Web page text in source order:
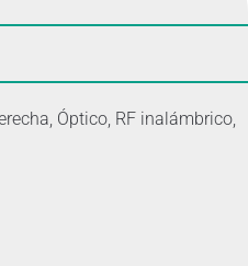
Óptico, RF inalámbrico,